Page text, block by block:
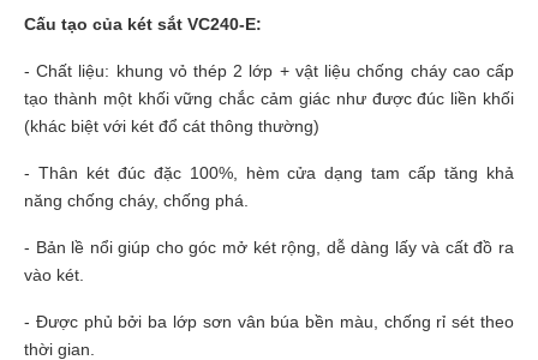
Cấu tạo của két sắt VC240-E:
- Chất liệu: khung vỏ thép 2 lớp + vật liệu chống cháy cao cấp
tạo thành một khối vững chắc cảm giác như được đúc liền khối
(khác biệt với két đổ cát thông thường)
- Thân két đúc đặc 100%, hèm cửa dạng tam cấp tăng khả
năng chống cháy, chống phá.
- Bản lề nổi giúp cho góc mở két rộng, dễ dàng lấy và cất đồ ra
vào két.
- Được phủ bởi ba lớp sơn vân búa bền màu, chống rỉ sét theo
thời gian.